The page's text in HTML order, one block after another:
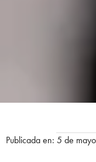
Publicada en: 5 de